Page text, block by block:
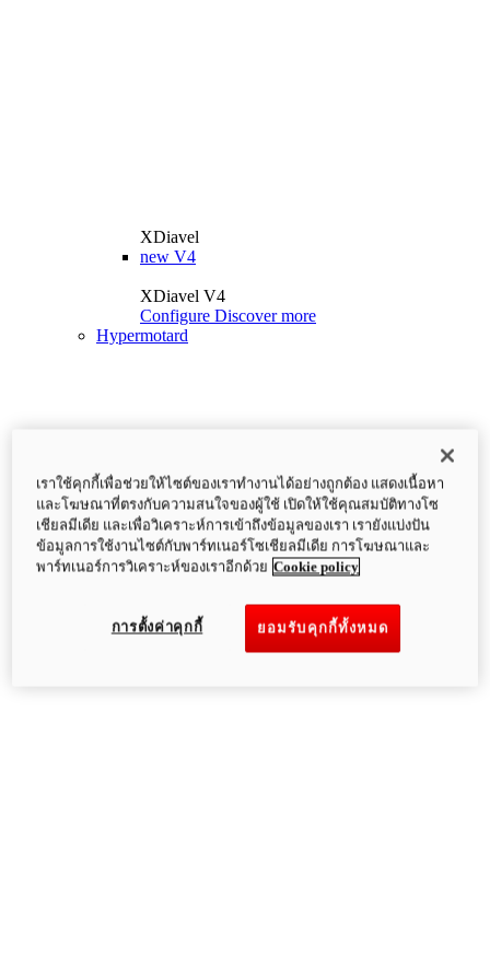
XDiavel
new V4
XDiavel V4
Configure Discover more
Hypermotard
เราใช้คุกกี้เพื่อช่วยให้ไซต์ของเราทำงานได้อย่างถูกต้อง แสดงเนื้อหา
และโฆษณาที่ตรงกับความสนใจของผู้ใช้ เปิดให้ใช้คุณสมบัติทางโซ
เชียลมีเดีย และเพื่อวิเคราะห์การเข้าถึงข้อมูลของเรา เรายังแบ่งปัน
ข้อมูลการใช้งานไซต์กับพาร์ทเนอร์โซเชียลมีเดีย การโฆษณาและ
พาร์ทเนอร์การวิเคราะห์ของเราอีกด้วย Cookie policy
ยอมรับคุกกี้ทั้งหมด
การตั้งค่าคุกกี้